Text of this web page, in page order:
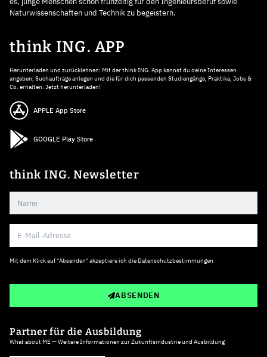
Naturwissenschaften und Technik zu begeistern.
think ING. APP
Herunterladen und zurücklehnen: Mit der think ING. App kannst du deine Interessen
angeben, Suchaufträge anlegen und die für dich passenden Studiengänge, Praktika, Jobs &
Co. erhalten. Jetzt herunterladen!
APPLE App Store
GOOGLE Play Store
think ING. Newsletter
Mit dem Klick auf "Absenden" akzeptiere ich die Datenschutzbestimmungen
ABSENDEN
Partner für die Ausbildung
What about ME — Weitere Informationen zur Zukunftsindustrie und Ausbildung